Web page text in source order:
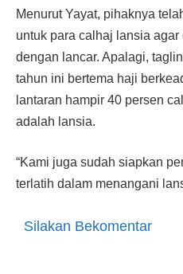
Menurut Yayat, pihaknya
untuk para calhaj lansia
dengan lancar. Apalagi,
tahun ini bertema haji
lantaran hampir 40 persen
adalah lansia.
“Kami juga sudah siapkan
terlatih dalam menangani
Silakan Bekomentar